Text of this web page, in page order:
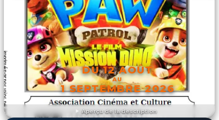
Aperçu de la description
DU 12 AOÛT
AU
1 SEPTEMBRE 2026
DÉCOUVRIR L'ÉVÉNEMENT